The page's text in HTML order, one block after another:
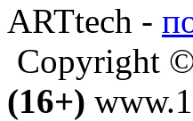
ARTtech -
Copyright
(16+)